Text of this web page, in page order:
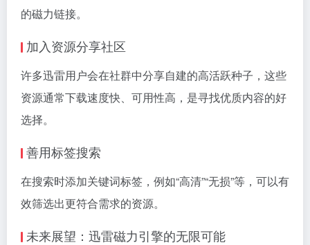
的磁力链接。
加入资源分享社区
许多迅雷用户会在社群中分享自建的高活跃种子，这些
资源通常下载速度快、可用性高，是寻找优质内容的好
选择。
善用标签搜索
在搜索时添加关键词标签，例如“高清”“无损”等，可以有
效筛选出更符合需求的资源。
未来展望：迅雷磁力引擎的无限可能